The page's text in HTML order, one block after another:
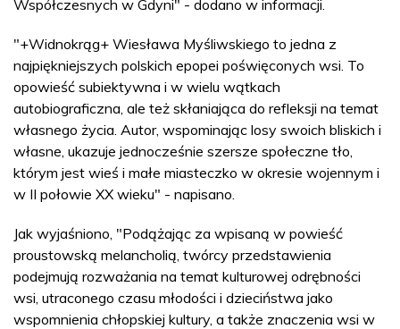
Współczesnych w Gdyni" - dodano w informacji.
"+Widnokrąg+ Wiesława Myśliwskiego to jedna z
najpiękniejszych polskich epopei poświęconych wsi. To
opowieść subiektywna i w wielu wątkach
autobiograficzna, ale też skłaniająca do refleksji na temat
własnego życia. Autor, wspominając losy swoich bliskich i
własne, ukazuje jednocześnie szersze społeczne tło,
którym jest wieś i małe miasteczko w okresie wojennym i
w II połowie XX wieku" - napisano.
Jak wyjaśniono, "Podążając za wpisaną w powieść
proustowską melancholią, twórcy przedstawienia
podejmują rozważania na temat kulturowej odrębności
wsi, utraconego czasu młodości i dzieciństwa jako
wspomnienia chłopskiej kultury, a także znaczenia wsi w